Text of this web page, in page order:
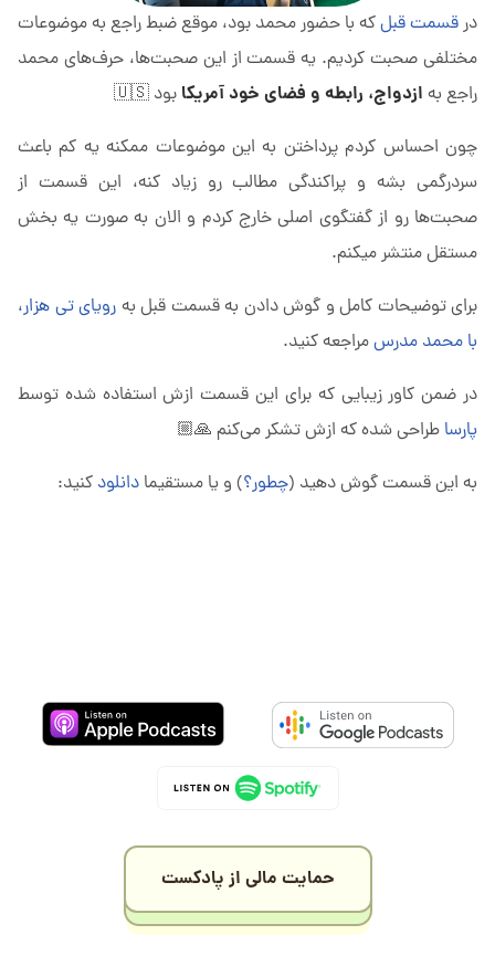
درقسمت قبلکه با حضور محمد بود، موقع ضبط راجع به موضوعات
مختلفی صحبت کردیم. یه قسمت از این صحبت‌ها، حرف‌های محمد
راجع به ازدواج، رابطه و فضای خود آمریکا بود 🇺🇸
چون احساس کردم پرداختن به این موضوعات ممکنه یه کم باعث
سردرگمی بشه و پراکندگی مطالب رو زیاد کنه، این قسمت از
صحبت‌ها رو از گفتگوی اصلی خارج کردم و الان به صورت یه بخش
مستقل منتشر میکنم.
برای توضیحات کامل و گوش دادن به قسمت قبل به رویای تی هزار،
با محمد مدرسمراجعه کنید.
در ضمن کاور زیبایی که برای این قسمت ازش استفاده شده توسط
پارسا طراحی شده که ازش تشکر می‌کنم 🙏🏼
به این قسمت گوش دهید (چطور؟) و یا مستقیما دانلود کنید:
حمایت مالی از پادکست